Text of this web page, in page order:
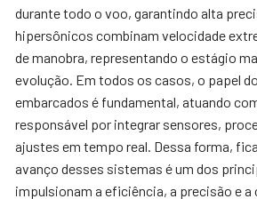
durante todo o voo, garantindo alta
hipersônicos combinam velocidade
de manobra, representando o estágio
evolução. Em todos os casos, o papel
embarcados é fundamental, atuando
responsável por integrar sensores,
ajustes em tempo real. Dessa forma,
avanço desses sistemas é um dos
impulsionam a eficiência, a precisão e a